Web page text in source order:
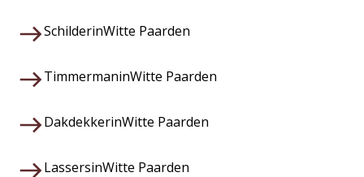
SchilderinWitte Paarden
TimmermaninWitte Paarden
DakdekkerinWitte Paarden
LassersinWitte Paarden